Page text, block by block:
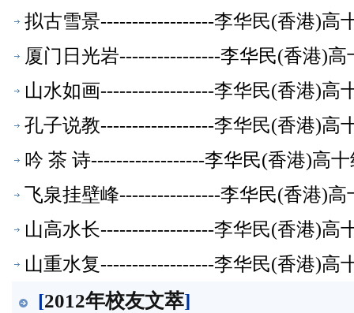
拟古雪景------------------李华民(香港)高
厦门日光岩----------------李华民(香港)
山水如画------------------李华民(香港)高
孔子说教------------------李华民(香港)高
吟 茶 诗------------------李华民(香港)高
飞泉挂壁峰----------------李华民(香港)高
山高水长------------------李华民(香港)高
山重水复------------------李华民(香港)高
[2012年校友文萃]